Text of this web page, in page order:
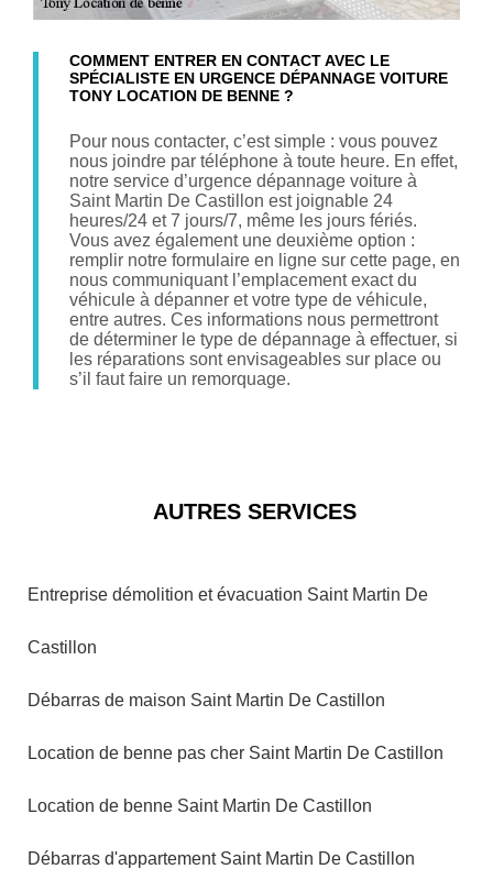
COMMENT ENTRER EN CONTACT AVEC LE
SPÉCIALISTE EN URGENCE DÉPANNAGE VOITURE
TONY LOCATION DE BENNE ?
Pour nous contacter, c’est simple : vous pouvez
nous joindre par téléphone à toute heure. En effet,
notre service d’urgence dépannage voiture à
Saint Martin De Castillon est joignable 24
heures/24 et 7 jours/7, même les jours fériés.
Vous avez également une deuxième option :
remplir notre formulaire en ligne sur cette page, en
nous communiquant l’emplacement exact du
véhicule à dépanner et votre type de véhicule,
entre autres. Ces informations nous permettront
de déterminer le type de dépannage à effectuer, si
les réparations sont envisageables sur place ou
s’il faut faire un remorquage.
AUTRES SERVICES
Entreprise démolition et évacuation Saint Martin De
Castillon
Débarras de maison Saint Martin De Castillon
Location de benne pas cher Saint Martin De Castillon
Location de benne Saint Martin De Castillon
Débarras d'appartement Saint Martin De Castillon